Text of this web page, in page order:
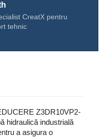
CreatX pentru
tehnic
Z3DR10VP2-
hidraulică industrială
a asigura o